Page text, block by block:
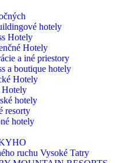
hotely
Hotely
Hotely
a iné priestory
a boutique hotely
Hotely
Hotely
hotely
resorty
hotely
ruchu Vysoké Tatry